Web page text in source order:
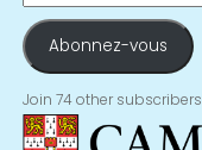
mail
Abonnez-vous
Join 74 other subscribers